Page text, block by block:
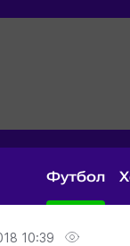
Футбол
10:39